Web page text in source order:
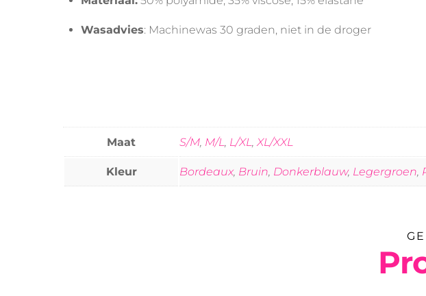
Wasadvies: Machinewas 30 graden, niet in de droger
Maat S/M M/L L/XL XL/XXL
Kleur Bordeaux, Bruin Donkerblauw, Legergroen